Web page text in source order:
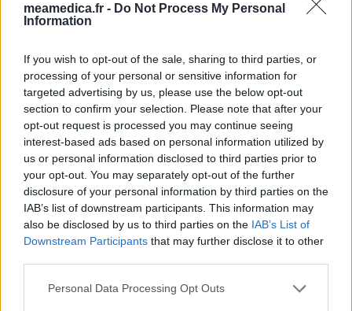
meamedica.fr - Do Not Process My Personal
Information
If you wish to opt-out of the sale, sharing to third parties, or
processing of your personal or sensitive information for
targeted advertising by us, please use the below opt-out
section to confirm your selection. Please note that after your
opt-out request is processed you may continue seeing
interest-based ads based on personal information utilized by
us or personal information disclosed to third parties prior to
your opt-out. You may separately opt-out of the further
disclosure of your personal information by third parties on the
IAB’s list of downstream participants. This information may
also be disclosed by us to third parties on the IAB’s List of
Downstream Participants that may further disclose it to other
Personal Data Processing Opt Outs
06/10/2020 | Femme | 38
citalopram (20mg)
Efficacité
Quantité effets secondaires
Mon médecin ma prescrit ce médicament car je suis
tombé dans la dépression. Hier soir j'ai pris le
médicament au couché et ce matin affreux. Impossible de
rester debout,complètement dans le gaz somnolence,
nausée difficultés à respirer. Un vrai calvaire ce
médicament. C'est le premier comprimé que je prend et
le dernier. Je vais appeler mon médecin